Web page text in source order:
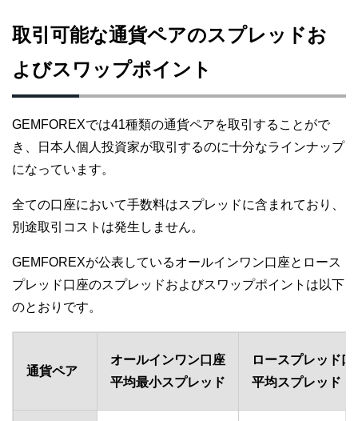
取引可能な通貨ペアのスプレッドお
よびスワップポイント
GEMFOREXでは41種類の通貨ペアを取引することがで
き、日本人個人投資家が取引するのに十分なラインナップ
になっています。
全ての口座において手数料はスプレッドに含まれており、
別途取引コストは発生しません。
GEMFOREXが公表しているオールインワン口座とロース
プレッド口座のスプレッドおよびスワップポイントは以下
のとおりです。
通貨ペア
オールインワン口座
平均最小スプレッド
ロースプレッド口
平均スプレッド